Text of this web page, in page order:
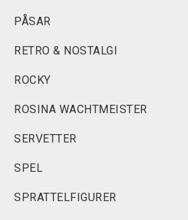
PÅSAR
RETRO & NOSTALGI
ROCKY
ROSINA WACHTMEISTER
SERVETTER
SPEL
SPRATTELFIGURER